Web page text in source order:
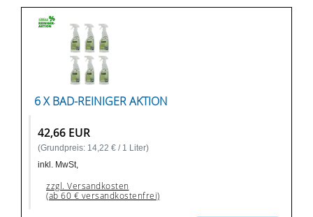
6 X BAD-REINIGER AKTION
42,66 EUR
(Grundpreis: 14,22 € / 1 Liter)
inkl. MwSt,
zzgl. Versandkosten
(ab 60 € versandkostenfrei)